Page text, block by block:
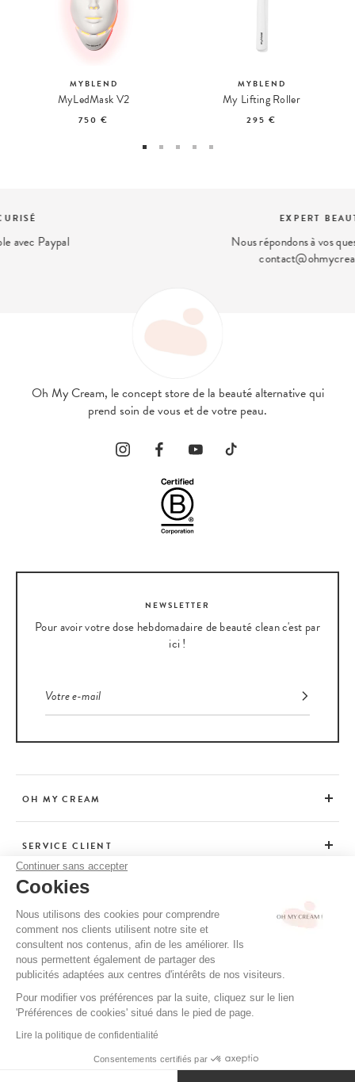
Continuer sans accepter
Cookies
Nous utilisons des cookies pour comprendre
comment nos clients utilisent notre site et
consultent nos contenus, afin de les améliorer. Ils
nous permettent également de partager des
publicités adaptées aux centres d'intérêts de nos visiteurs.
Pour modifier vos préférences par la suite, cliquez sur le lien
'Préférences de cookies' situé dans le pied de page.
Lire la politique de confidentialité
Consentements certifiés par
MYBLEND
MyLedMask V2
750 €
MYBLEND
My Lifting Roller
295 €
Nous répondons à vos questions beauté
Oh My Cream, le concept store de la beauté alternative qui
prend soin de vous et de votre peau.
NEWSLETTER
Pour avoir votre dose hebdomadaire de beauté clean c'est par
ici !
OH MY CREAM
SERVICE CLIENT
CONSEILS
CGV / CGU
MENTIONS LÉGALES
POLITIQUE DE CONFIDENTIALITÉ
CRÉDITS